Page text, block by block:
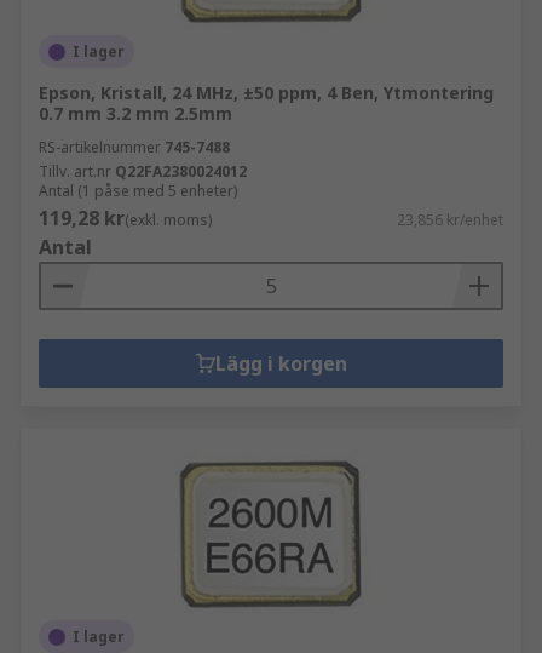
I lager
Epson, Kristall, 24 MHz, ±50 ppm, 4 Ben, Ytmontering
0.7 mm 3.2 mm 2.5mm
RS-artikelnummer 745-7488
Tillv. art.nr Q22FA2380024012
Antal (1 påse med 5 enheter)
119,28 kr(exkl. moms) 23,856 kr/enhet
Antal
Lägg i korgen
I lager